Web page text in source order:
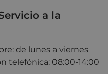
a la
de lunes a viernes
telefónica: 08:00-14:00